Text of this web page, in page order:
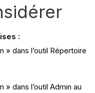
:
» dans l’outil Répertoire
» dans l’outil Admin au